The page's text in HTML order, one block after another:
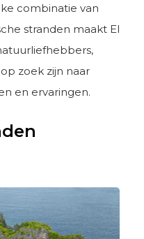
combinatie van
stranden maakt El
zoek zijn naar
en ervaringen.